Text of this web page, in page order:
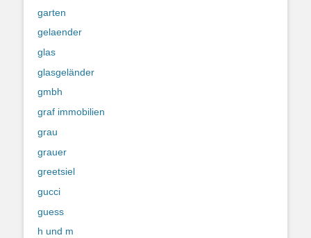
garten
gelaender
glas
glasgeländer
gmbh
graf immobilien
grau
grauer
greetsiel
gucci
guess
h und m